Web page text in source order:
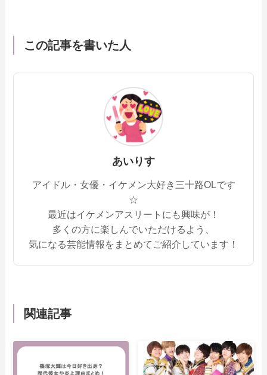
この記事を書いた人
あいりす
アイドル・女優・イケメン大好き三十路OLです
☆
最近はイケメンアスリートにも興味が！
多くの方に楽しんでいただけるよう、
気になる芸能情報をまとめてご紹介しています！
関連記事